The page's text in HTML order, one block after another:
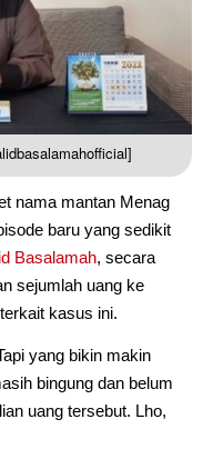
nama mantan Menag
baru yang sedikit
Basalamah, secara
sejumlah uang ke
kasus ini.
yang bikin makin
bingung dan belum
uang tersebut. Lho,